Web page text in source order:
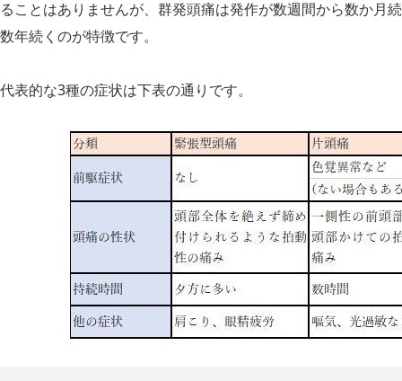
ることはありませんが、群発頭痛は発作が数週間から数か月
数年続くのが特徴です。
代表的な3種の症状は下表の通りです。